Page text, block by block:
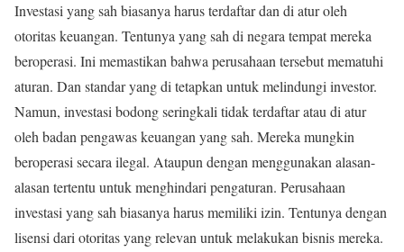
Investasi yang sah biasanya harus terdaftar dan di atur oleh
otoritas keuangan. Tentunya yang sah di negara tempat mereka
beroperasi. Ini memastikan bahwa perusahaan tersebut mematuhi
aturan. Dan standar yang di tetapkan untuk melindungi investor.
Namun, investasi bodong seringkali tidak terdaftar atau di atur
oleh badan pengawas keuangan yang sah. Mereka mungkin
beroperasi secara ilegal. Ataupun dengan menggunakan alasan-
alasan tertentu untuk menghindari pengaturan. Perusahaan
investasi yang sah biasanya harus memiliki izin. Tentunya dengan
lisensi dari otoritas yang relevan untuk melakukan bisnis mereka.